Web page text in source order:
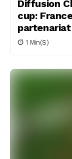
Diffusion
cup:
partenariat
1 Min(s)